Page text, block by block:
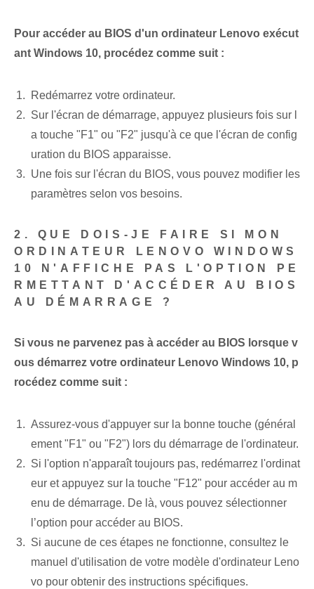
Pour accéder au BIOS d'un ordinateur Lenovo exécut
ant Windows 10, procédez comme suit :
Redémarrez votre ordinateur.
Sur l'écran de démarrage, appuyez plusieurs fois sur l
a touche "F1" ou "F2" jusqu'à ce que l'écran de config
uration du BIOS apparaisse.
Une fois sur l'écran du BIOS, vous pouvez modifier les
paramètres selon vos besoins.
2. QUE DOIS-JE FAIRE SI MON
ORDINATEUR LENOVO WINDOWS
10 N'AFFICHE PAS L'OPTION PE
RMETTANT D'ACCÉDER AU BIOS
AU DÉMARRAGE ?
Si vous ne parvenez pas à accéder au BIOS lorsque v
ous démarrez votre ordinateur Lenovo Windows 10, p
rocédez comme suit :
Assurez-vous d'appuyer sur la bonne touche (général
ement "F1" ou "F2") lors du démarrage de l'ordinateur.
Si l'option n'apparaît toujours pas, redémarrez l'ordinat
eur et appuyez sur la touche "F12" pour accéder au m
enu de démarrage. De là, vous pouvez sélectionner
l’option pour accéder au BIOS.
Si aucune de ces étapes ne fonctionne, consultez le
manuel d'utilisation de votre modèle d'ordinateur Leno
vo pour obtenir des instructions spécifiques.